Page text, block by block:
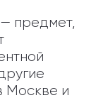
предмет,
Москве и